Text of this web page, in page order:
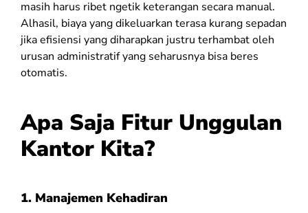
masih harus ribet ngetik keterangan secara manual.
Alhasil, biaya yang dikeluarkan terasa kurang sepadan
jika efisiensi yang diharapkan justru terhambat oleh
urusan administratif yang seharusnya bisa beres
otomatis.
Apa Saja Fitur Unggulan
Kantor Kita?
1. Manajemen Kehadiran